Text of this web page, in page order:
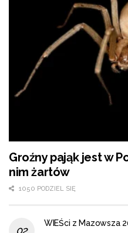
Groźny pająk jest w
nim żartów
1050 PODZIEL SIĘ
WIEŚci z Mazowsza